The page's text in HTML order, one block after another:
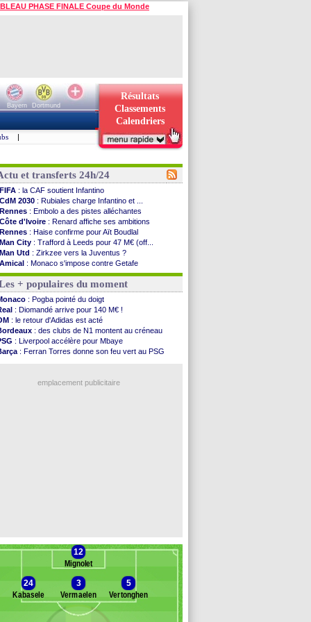
PHASE FINALE Coupe du Monde
Bayern
Dortmund
Résultats
Classements
Calendriers
|
et transferts 24h/24
FIFA : la CAF soutient Infantino
CdM 2030 : Rubiales charge Infantino et ...
Rennes : Embolo a des pistes alléchantes
Côte d'Ivoire : Renard affiche ses ambitions
Rennes : Haise confirme pour Aït Boudlal
Man City : Trafford à Leeds pour 47 M€ (off...
Man Utd : Zirkzee vers la Juventus ?
Amical : Monaco s'impose contre Getafe
Nantes: Der Zakarian et sa relation avec Kita
OM: le club prêt à libérer Kondogbia ?
Monaco: le message touchant d'Akliouche
FIFA: Tebas en remet une couche
FIFA : l'UEFA maintient la pression
PSG: Tebas encense Luis Enrique
Real: Vinicius jusqu'en 2032 (officiel)
Lyon: Mangala va rejoindre Getafe
OM: une offre refusée pour Aguerd
: Akliouche a signé (officiel)
+ populaires du moment
: Pogba pointé du doigt
: Diomandé arrive pour 140 M€ !
: le retour d'Adidas est acté
: des clubs de N1 montent au créneau
: Liverpool accélère pour Mbaye
: Ferran Torres donne son feu vert au PSG
emplacement publicitaire
12
Mignolet
24
Kabasele
3
Vermaelen
5
Vertonghen